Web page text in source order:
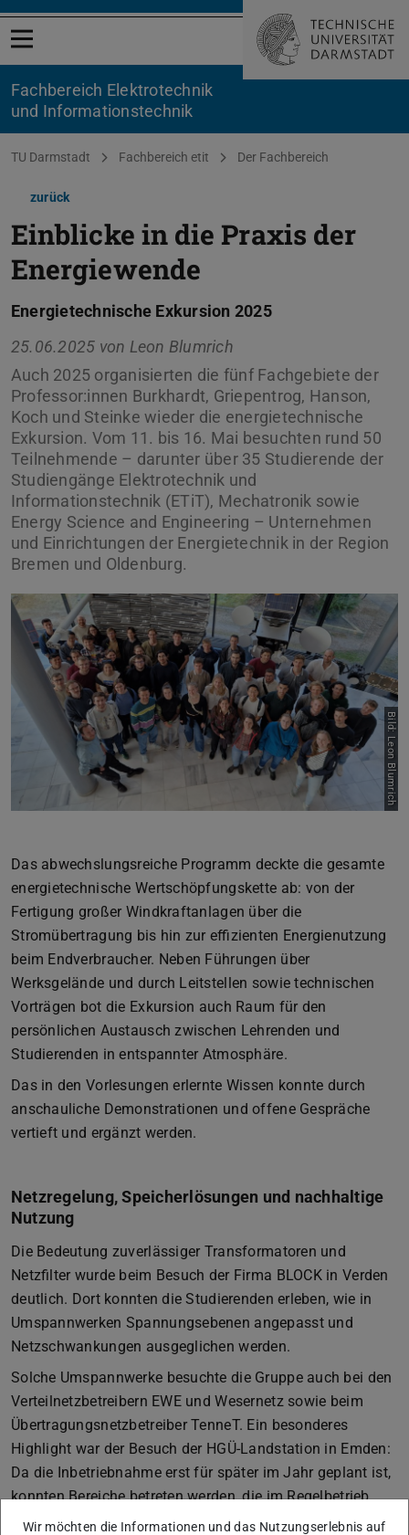
Menü öffnen
Fachbereich Elektrotechnik
und Informationstechnik
Sie befinden sich hier:
TU Darmstadt Fachbereich etit Der Fachbereich
zurück
Einblicke in die Praxis der
Energiewende
Energietechnische Exkursion 2025
25.06.2025 von Leon Blumrich
Auch 2025 organisierten die fünf Fachgebiete der
Professor:innen Burkhardt, Griepentrog, Hanson,
Koch und Steinke wieder die energietechnische
Exkursion. Vom 11. bis 16. Mai besuchten rund 50
Teilnehmende – darunter über 35 Studierende der
Studiengänge Elektrotechnik und
Informationstechnik (ETiT), Mechatronik sowie
Energy Science and Engineering – Unternehmen
und Einrichtungen der Energietechnik in der Region
Bremen und Oldenburg.
Bild: Leon Blumrich
Zurück Vor
Das abwechslungsreiche Programm deckte die gesamte
energietechnische Wertschöpfungskette ab: von der
Fertigung großer Windkraftanlagen über die
Stromübertragung bis hin zur effizienten Energienutzung
beim Endverbraucher. Neben Führungen über
Werksgelände und durch Leitstellen sowie technischen
Vorträgen bot die Exkursion auch Raum für den
persönlichen Austausch zwischen Lehrenden und
Studierenden in entspannter Atmosphäre.
Das in den Vorlesungen erlernte Wissen konnte durch
anschauliche Demonstrationen und offene Gespräche
vertieft und ergänzt werden.
Netzregelung, Speicherlösungen und nachhaltige
Nutzung
Die Bedeutung zuverlässiger Transformatoren und
Netzfilter wurde beim Besuch der Firma BLOCK in Verden
deutlich. Dort konnten die Studierenden erleben, wie in
Umspannwerken Spannungsebenen angepasst und
Netzschwankungen ausgeglichen werden.
Solche Umspannwerke besuchte die Gruppe auch bei den
Verteilnetzbetreibern EWE und Wesernetz sowie beim
Übertragungsnetzbetreiber TenneT. Ein besonderes
Highlight war der Besuch der HGÜ-Landstation in Emden:
Da die Inbetriebnahme erst für später im Jahr geplant ist,
konnten Bereiche betreten werden, die im Regelbetrieb
nicht zugänglich sind.
Wir möchten die Informationen und das Nutzungserlebnis auf